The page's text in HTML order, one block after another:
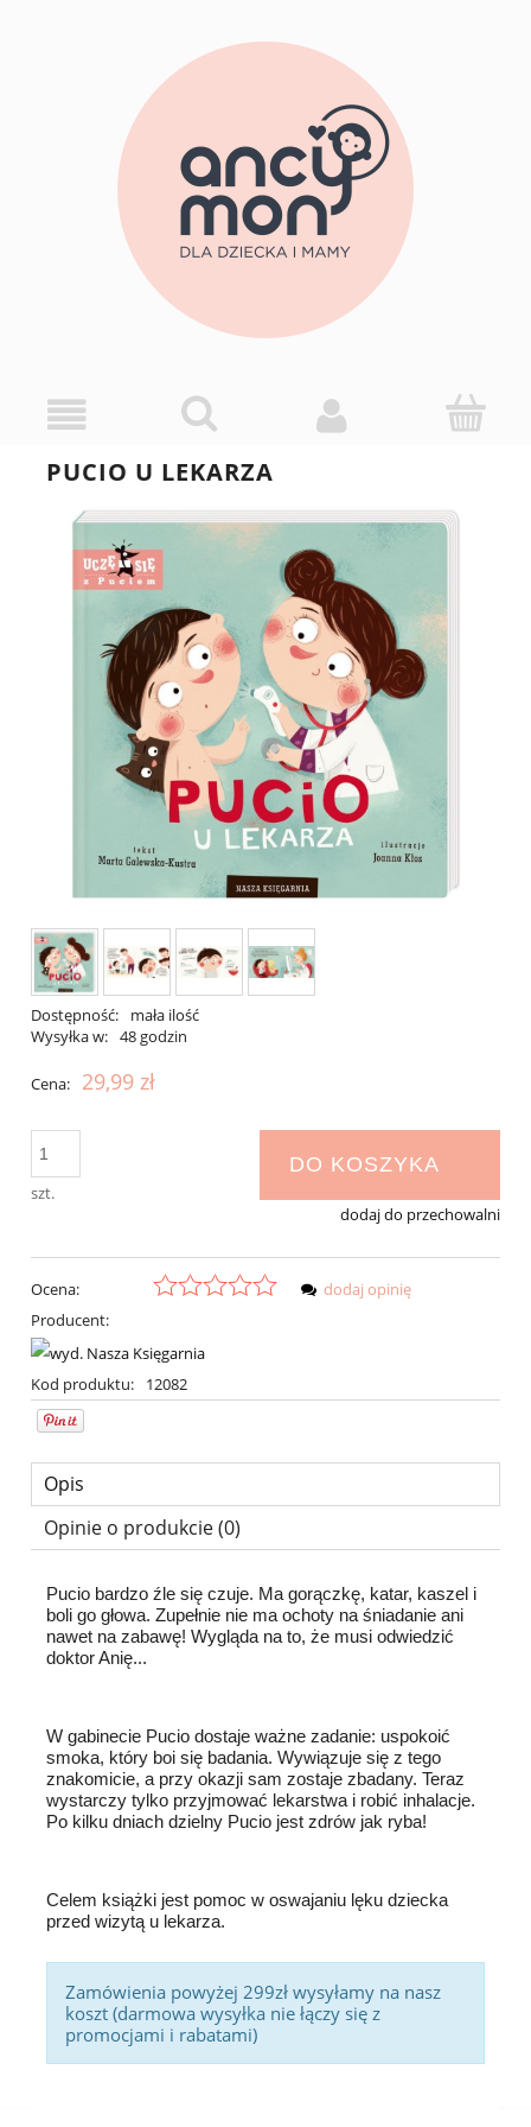
PUCIO U LEKARZA
Dostępność:
mała ilość
Wysyłka w: 48 godzin
Cena: 29,99 zł
szt.
DO KOSZYKA
dodaj do przechowalni
Ocena:
Producent:
Kod produktu: 12082
dodaj opinię
Opis
Opinie o produkcie (0)
Pucio bardzo źle się czuje. Ma gorączkę, katar, kaszel i
boli go głowa. Zupełnie nie ma ochoty na śniadanie ani
nawet na zabawę! Wygląda na to, że musi odwiedzić
doktor Anię...
W gabinecie Pucio dostaje ważne zadanie: uspokoić
smoka, który boi się badania. Wywiązuje się z tego
znakomicie, a przy okazji sam zostaje zbadany. Teraz
wystarczy tylko przyjmować lekarstwa i robić inhalacje.
Po kilku dniach dzielny Pucio jest zdrów jak ryba!
Celem książki jest pomoc w oswajaniu lęku dziecka
przed wizytą u lekarza.
Zamówienia powyżej 299zł wysyłamy na nasz
koszt (darmowa wysyłka nie łączy się z
promocjami i rabatami)